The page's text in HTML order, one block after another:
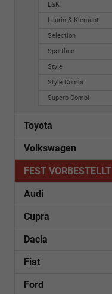
L&K
Laurin & Klement
Selection
Sportline
Style
Style Combi
Superb Combi
Toyota
Volkswagen
FEST VORBESTELLT
Audi
Cupra
Dacia
Fiat
Ford